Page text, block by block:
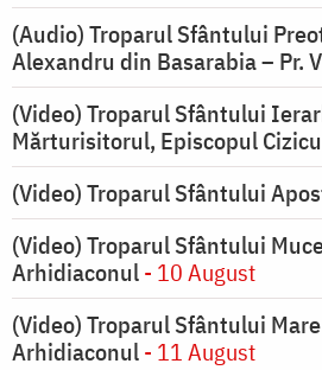
(Audio) Troparul Sfântului
Alexandru din Basarabia – Pr.
(Video) Troparul Sfântului
Mărturisitorul, Episcopul
(Video) Troparul Sfântului
(Video) Troparul Sfântului
Arhidiaconul- 10 August
(Video) Troparul Sfântului
Arhidiaconul- 11 August